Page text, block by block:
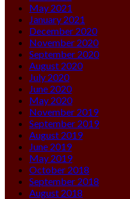
May 2021
January 2021
December 2020
November 2020
September 2020
August 2020
July 2020
June 2020
May 2020
November 2019
September 2019
August 2019
June 2019
May 2019
October 2018
September 2018
August 2018